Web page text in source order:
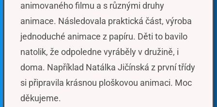
animovaného filmu a s různými druhy
animace. Následovala praktická část, výroba
jednoduché animace z papíru. Děti to bavilo
natolik, že odpoledne vyráběly v družině, i
doma. Například Natálka Jičínská z první třídy
si připravila krásnou ploškovou animaci. Moc
děkujeme.